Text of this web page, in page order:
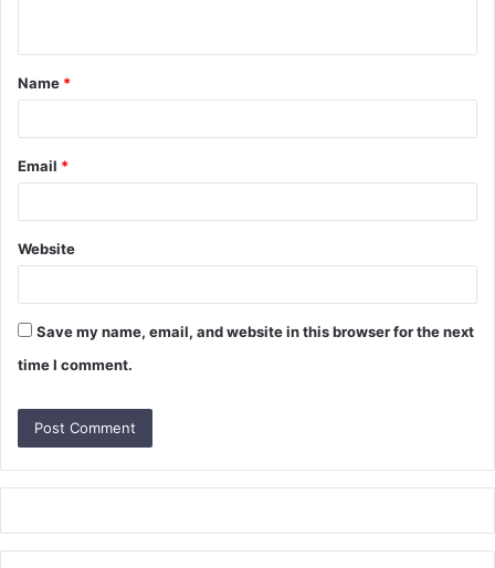
t
*
Name *
Email *
Website
Save my name, email, and website in this browser for the next
time I comment.